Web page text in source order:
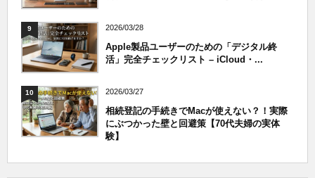
9 2026/03/28
Apple製品ユーザーのための「デジタル終
活」完全チェックリスト – iCloud・...
10 2026/03/27
相続登記の手続きでMacが使えない？！実際
にぶつかった壁と回避策【70代夫婦の実体
験】